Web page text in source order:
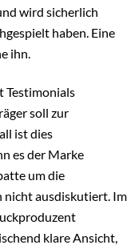
wird sicherlich
haben. Eine
ihn.
Testimonials
soll zur
ist dies
es der Marke
um die
nicht ausdiskutiert. Im
klare Ansicht,